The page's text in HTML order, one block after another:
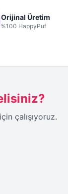
Orijinal Üretim
%100 HappyPuf
çalışıyoruz.